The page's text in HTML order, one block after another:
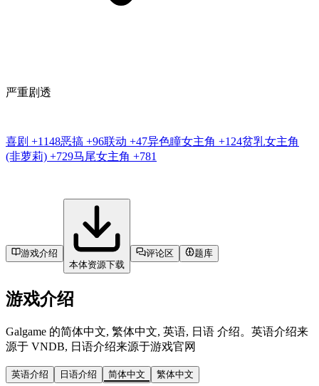
严重剧透
喜剧 +1148恶搞 +96联动 +47异色瞳女主角 +124贫乳女主角
(非萝莉) +729马尾女主角 +781
游戏介绍
本体资源下载
评论区 题库
游戏介绍
Galgame 的简体中文, 繁体中文, 英语, 日语 介绍。英语介绍来
源于 VNDB, 日语介绍来源于游戏官网
英语介绍 日语介绍 简体中文 繁体中文